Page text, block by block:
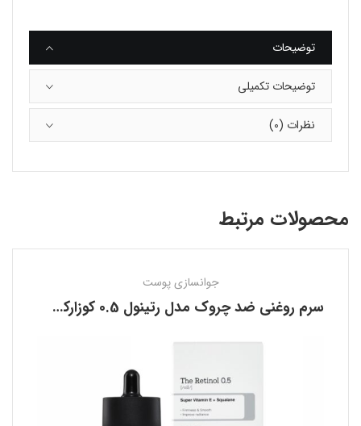
توضیحات
توضیحات تکمیلی
نظرات (0)
محصولات مرتبط
جوانسازی پوست
سرم روغنی ضد چروک مدل رتینول 0.5 کوزارکس COSRX